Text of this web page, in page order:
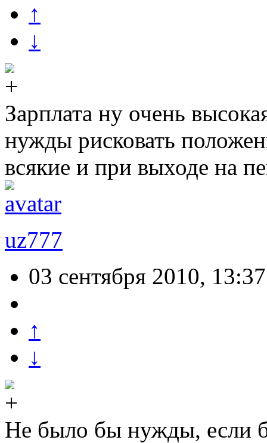
↑
↓
Зарплата ну очень
нужды рисковать
всякие и при выходе на
uz777
03 сентября 2010, 13:37
↑
↓
Не было бы нужды, если